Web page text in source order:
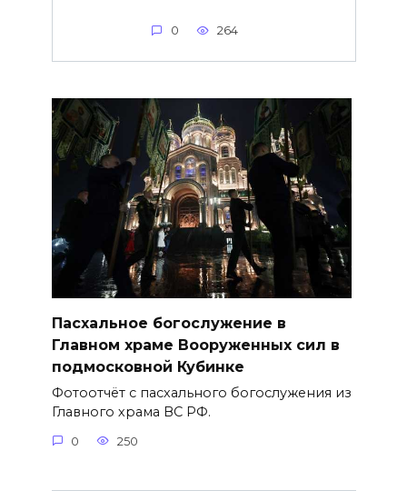
0 264
Пасхальное богослужение в
Главном храме Вооруженных сил в
подмосковной Кубинке
Фотоотчёт с пасхального богослужения из
Главного храма ВС РФ.
0 250